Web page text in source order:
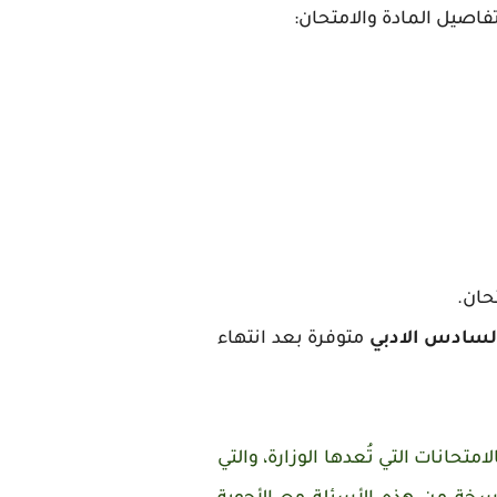
المادة والامتحان:
الادبي متوفرة بعد انتهاء
التي تُعدها الوزارة، والتي